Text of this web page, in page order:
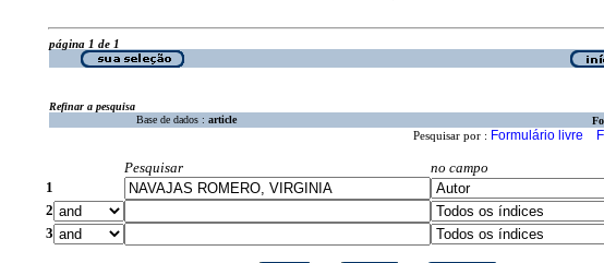
página 1 de 1
Refinar a pesquisa
Base de dados : article
Pesquisar por : Formulário livre
Pesquisar
no campo
1
2
3